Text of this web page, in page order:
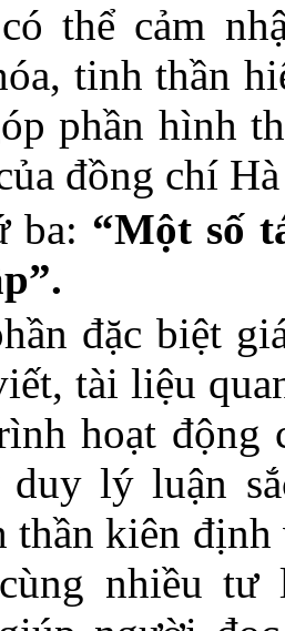
thể cảm
tinh thần
phần hình
đồng chí
ba: “Một số
đặc biệt
tài liệu
hoạt động
lý luận
thần kiên
nhiều tư